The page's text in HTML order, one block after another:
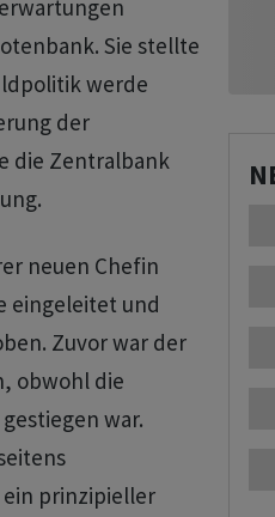
Sie stellte
werde
der
die Zentralbank
neuen Chefin
eingeleitet und
Zuvor war der
obwohl die
war.
ein prinzipieller